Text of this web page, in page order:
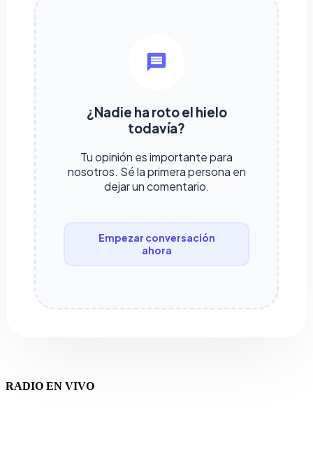
¿Nadie ha roto el hielo
todavía?
Tu opinión es importante para
nosotros. Sé la primera persona en
dejar un comentario.
Empezar conversación
ahora
RADIO EN VIVO